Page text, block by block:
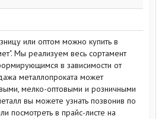
или оптом можно купить в
Мы реализуем весь сортамент
в зависимости от
металлопроката может
мелко-оптовыми и розничными
вы можете узнать позвонив по
посмотреть в прайс-листе на